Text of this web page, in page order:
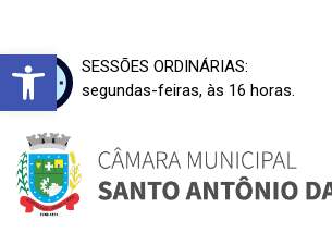
Barra deSESSÕES ORDINÁRIAS:
segundas-feiras, às 16 horas.